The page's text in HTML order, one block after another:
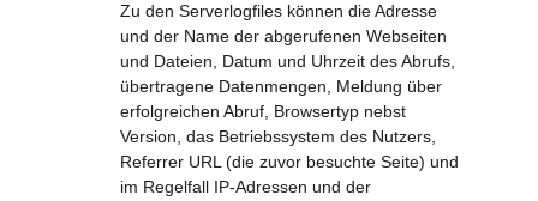
Zu den Serverlogfiles können die Adresse
und der Name der abgerufenen Webseiten
und Dateien, Datum und Uhrzeit des Abrufs,
übertragene Datenmengen, Meldung über
erfolgreichen Abruf, Browsertyp nebst
Version, das Betriebssystem des Nutzers,
Referrer URL (die zuvor besuchte Seite) und
im Regelfall IP-Adressen und der